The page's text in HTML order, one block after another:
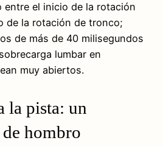
entre el inicio de la rotación
de la rotación de tronco;
de más de 40 milisegundos
lumbar en
muy abiertos.
la pista: un
hombro